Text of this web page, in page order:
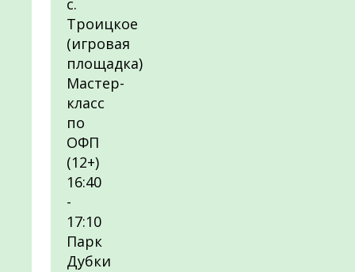
с.
Троицкое
(игровая
площадка)
Мастер-
класс
по
ОФП
(12+)
16:40
-
17:10
Парк
Дубки